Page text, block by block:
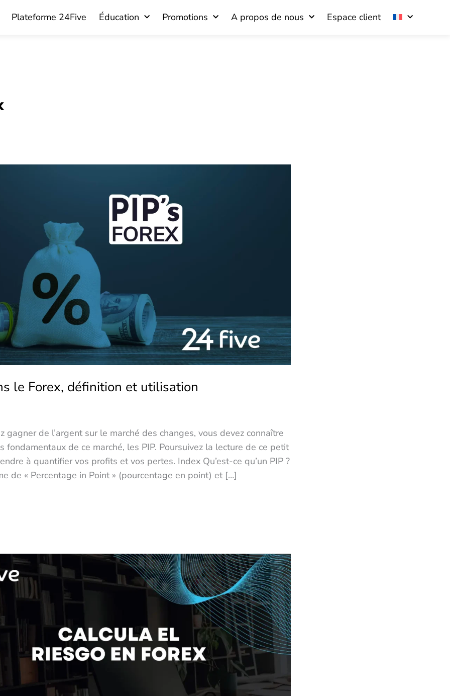
Plateforme 24Five Éducation Promotions A propos de nous Espace client
le Forex, définition et utilisation
gagner de l’argent sur le marché des changes, vous devez connaître
fondamentaux de ce marché, les PIP. Poursuivez la lecture de ce petit
à quantifier vos profits et vos pertes. Index Qu’est-ce qu’un PIP ?
de « Percentage in Point » (pourcentage en point) et […]